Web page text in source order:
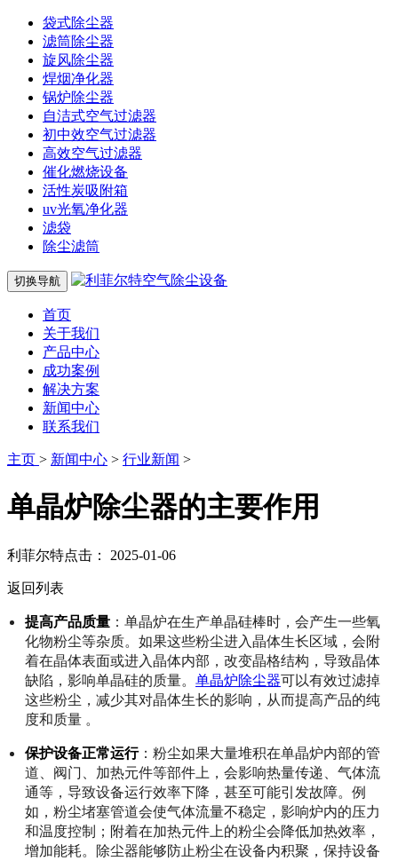
袋式除尘器
滤筒除尘器
旋风除尘器
焊烟净化器
锅炉除尘器
自洁式空气过滤器
初中效空气过滤器
高效空气过滤器
催化燃烧设备
活性炭吸附箱
uv光氧净化器
滤袋
除尘滤筒
切换导航
首页
关于我们
产品中心
成功案例
解决方案
新闻中心
联系我们
主页 > 新闻中心 > 行业新闻 >
单晶炉除尘器的主要作用
利菲尔特点击： 2025-01-06
返回列表
提高产品质量 ：单晶炉在生产单晶硅棒时，会产生一些氧
化物粉尘等杂质。如果这些粉尘进入晶体生长区域，会附
着在晶体表面或进入晶体内部，改变晶格结构，导致晶体
缺陷，影响单晶硅的质量。 单晶炉除尘器可以有效过滤掉
这些粉尘，减少其对晶体生长的影响，从而提高产品的纯
度和质量 。
保护设备正常运行：粉尘如果大量堆积在单晶炉内部的管
道、阀门、加热元件等部件上，会影响热量传递、气体流
通等，导致设备运行效率下降，甚至可能引发故障。例
如，粉尘堵塞管道会使气体流量不稳定，影响炉内的压力
和温度控制；附着在加热元件上的粉尘会降低加热效率，
增加能耗。除尘器能够防止粉尘在设备内积聚，保持设备